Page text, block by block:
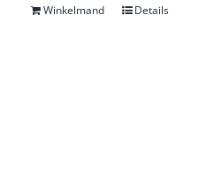
Winkelmand Details